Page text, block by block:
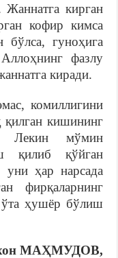
кирган
кофир кимса
гуноҳига
фазлу
киради.
комиллигини
қилган кишининг
Лекин мўмин
қилиб қўйган
уни ҳар нарсада
фирқаларнинг
ўта ҳушёр бўлиш
МАҲМУДОВ,